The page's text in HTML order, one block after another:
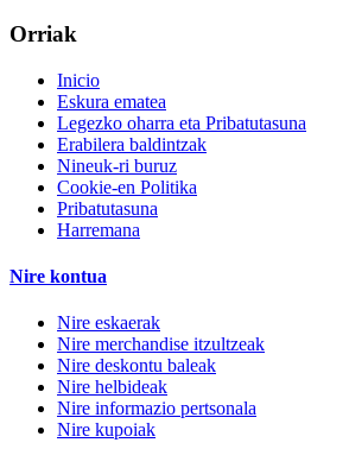
Orriak
Inicio
Eskura ematea
Legezko oharra eta Pribatutasuna
Erabilera baldintzak
Nineuk-ri buruz
Cookie-en Politika
Pribatutasuna
Harremana
Nire kontua
Nire eskaerak
Nire merchandise itzultzeak
Nire deskontu baleak
Nire helbideak
Nire informazio pertsonala
Nire kupoiak